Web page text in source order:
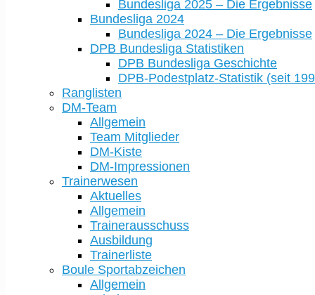
Bundesliga 2025 – Die Ergebnisse
Bundesliga 2024
Bundesliga 2024 – Die Ergebnisse
DPB Bundesliga Statistiken
DPB Bundesliga Geschichte
DPB-Podestplatz-Statistik (seit
Ranglisten
DM-Team
Allgemein
Team Mitglieder
DM-Kiste
DM-Impressionen
Trainerwesen
Aktuelles
Allgemein
Trainerausschuss
Ausbildung
Trainerliste
Boule Sportabzeichen
Allgemein